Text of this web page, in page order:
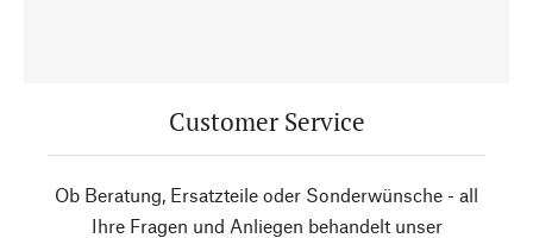
Customer Service
Ob Beratung, Ersatzteile oder Sonderwünsche - all
Ihre Fragen und Anliegen behandelt unser